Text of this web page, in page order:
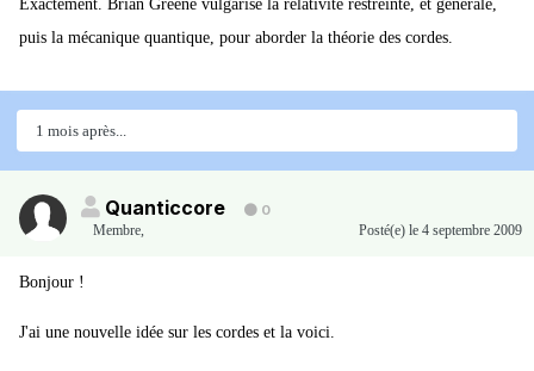
Exactement. Brian Greene vulgarise la relativité restreinte, et générale,
puis la mécanique quantique, pour aborder la théorie des cordes.
1 mois après...
Quanticcore
0
Membre
Posté(e) le 4 septembre 2009
Bonjour !
J'ai une nouvelle idée sur les cordes et la voici.